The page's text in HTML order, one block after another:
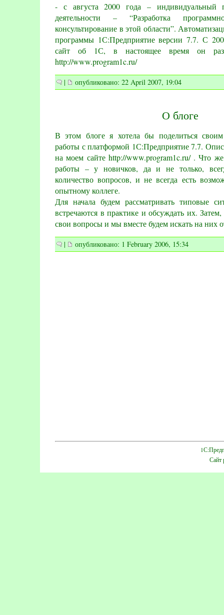
- с августа 2000 года – индивидуальный
деятельности – “Разработка
консультирование в этой области”.
программы 1С:Предприятие версии 7.7. С
сайт об 1С, в настоящее время он
http://www.program1c.ru/
| опубликовано: 22 April 2007, 19:04
О блоге
В этом блоге я хотела бы поделиться
работы с платформой 1С:Предприятие 7.7.
на моем сайте http://www.program1c.ru/. Что же
работы – у новичков, да и не только,
количество вопросов, и не всегда есть
опытному коллеге.
Для начала будем рассматривать типовые
встречаются в практике и обсуждать их.
свои вопросы и мы вместе будем искать на них
| опубликовано: 1 February 2006, 15:34
Сайт